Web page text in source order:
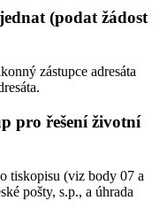
(podat žádost
zástupce adresáta
pro řešení životní
tiskopisu (viz body 07 a
pošty, s.p., a úhrada